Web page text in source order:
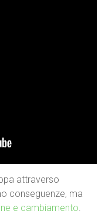
attraverso
conseguenze, ma
e cambiamento.